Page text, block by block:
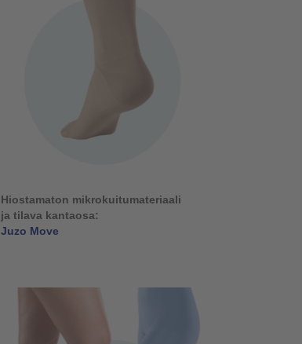
Hiostamaton mikrokuitumateriaali
ja tilava kantaosa:
Juzo Move